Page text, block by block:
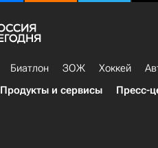
Биатлон ЗОЖ Хоккей
Продукты и сервисы Пресс-